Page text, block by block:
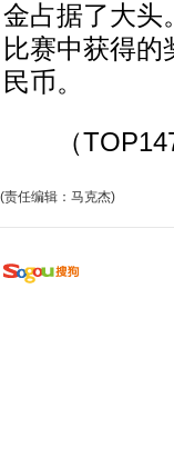
金占据了大头
比赛中获得
民币。
（TOP147
(责任编辑：马克杰)